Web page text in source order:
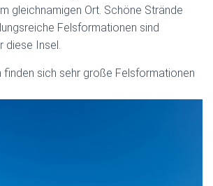
gleichnamigen Ort. Schöne Strände
Felsformationen sind
diese Insel.
finden sich sehr große Felsformationen